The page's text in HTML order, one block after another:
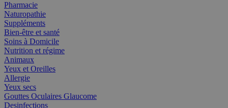
Pharmacie
Naturopathie
Suppléments
Bien-être et santé
Soins à Domicile
Nutrition et régime
Animaux
Yeux et Oreilles
Allergie
Yeux secs
Gouttes Oculaires Glaucome
Desinfections